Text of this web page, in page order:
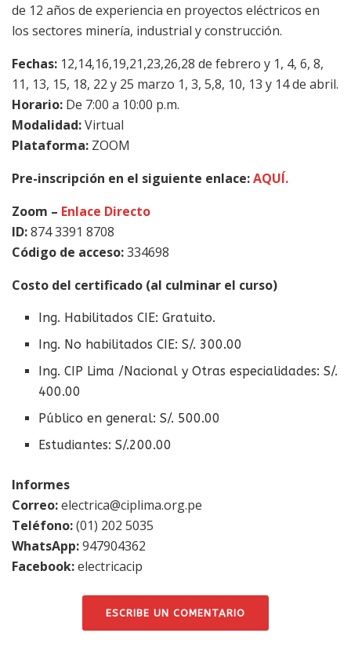
de 12 años de experiencia en proyectos eléctricos en
los sectores minería, industrial y construcción.
Fechas: 12,14,16,19,21,23,26,28 de febrero y 1, 4, 6, 8,
11, 13, 15, 18, 22 y 25 marzo 1, 3, 5,8, 10, 13 y 14 de abril.
Horario: De 7:00 a 10:00 p.m.
Modalidad:Virtual
Plataforma: ZOOM
Pre-inscripción en el siguiente enlace:AQUÍ.
Zoom – Enlace Directo
ID:874 3391 8708
Código de acceso:334698
Costo del certificado (al culminar el curso)
Ing. Habilitados CIE: Gratuito.
Ing. No habilitados CIE: S/. 300.00
Ing. CIP Lima /Nacional y Otras especialidades: S/.
400.00
Público en general: S/. 500.00
Estudiantes: S/.200.00
Informes
Correo:electrica@ciplima.org.pe
Teléfono:(01) 202 5035
WhatsApp:947904362
Facebook:electricacip
ESCRIBE UN COMENTARIO